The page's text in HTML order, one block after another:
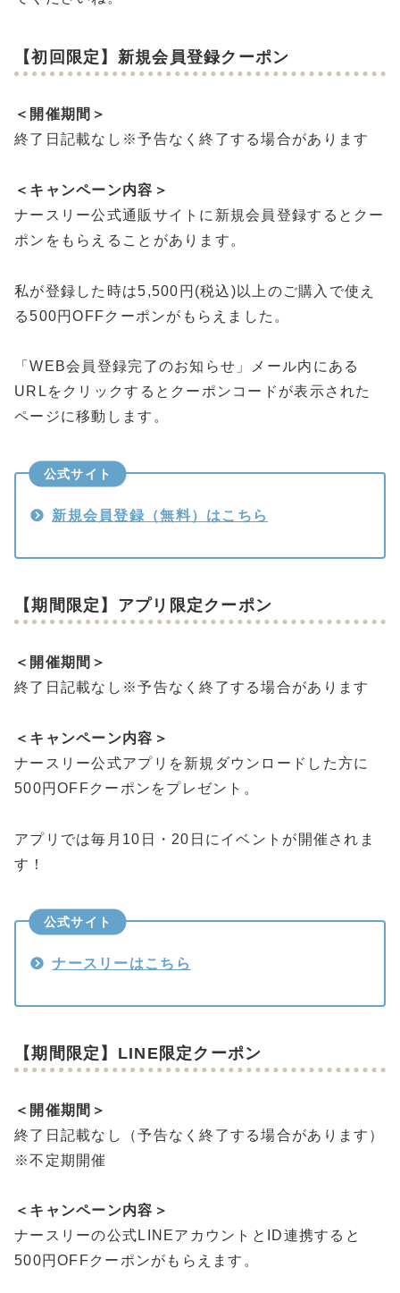
【初回限定】新規会員登録クーポン
＜開催期間＞
終了日記載なし※予告なく終了する場合があります
＜キャンペーン内容＞
ナースリー公式通販サイトに新規会員登録するとクー
ポンをもらえることがあります。
私が登録した時は5,500円(税込)以上のご購入で使え
る500円OFFクーポンがもらえました。
「WEB会員登録完了のお知らせ」メール内にある
URLをクリックするとクーポンコードが表示された
ページに移動します。
公式サイト
新規会員登録（無料）はこちら
【期間限定】アプリ限定クーポン
＜開催期間＞
終了日記載なし※予告なく終了する場合があります
＜キャンペーン内容＞
ナースリー公式アプリを新規ダウンロードした方に
500円OFFクーポンをプレゼント。
アプリでは毎月10日・20日にイベントが開催されま
す！
公式サイト
ナースリーはこちら
【期間限定】LINE限定クーポン
＜開催期間＞
終了日記載なし（予告なく終了する場合があります）
※不定期開催
＜キャンペーン内容＞
ナースリーの公式LINEアカウントとID連携すると
500円OFFクーポンがもらえます。